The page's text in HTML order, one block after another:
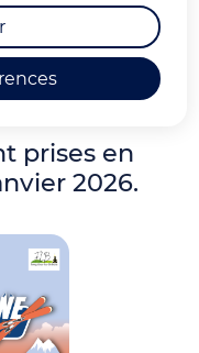
le planning
loisirs des
16 au 27
prises en
2026.
Zoom on image